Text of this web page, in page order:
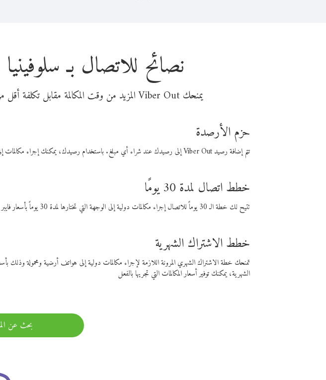
نصائح للاتصال بـ
يمنحك Viber Out المزيد من وقت المكالمة مقابل تكلفة أقل من المال. اختر من أحد خيارات الاتصال المرنة ذات السعر المنخفض:
حزم الأرصدة
تتم إضافة رصيد Viber Out إلى رصيدك عند شراء أي مبلغ. باستخدام رصيدك، يمكنك إجراء مكالمات إلى أي رقم في العالم بأسعار فايبر المنخفضة.
خطط اتصال لمدة 30 يومًا
تتيح لك خطة الـ 30 يوماً للاتصال إجراء مكالمات دولية إلى الوجهة التي تختارها لمدة 30 يوماً بأسعار فايبر المنخفضة.
خطط الاشتراك الشهرية
تمنحك خطة الاشتراك الشهري المرونة اللازمة لإجراء مكالمات دولية إلى هواتف أرضية ومحمولة
الشهرية، يمكنك توفير أسعار المكالمات التي تجريها بالفعل
بحث عن